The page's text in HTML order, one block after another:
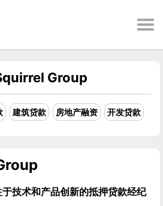
Group
建筑贷款 房地产融资 开发贷款
技术和产品创新的抵押贷款经纪